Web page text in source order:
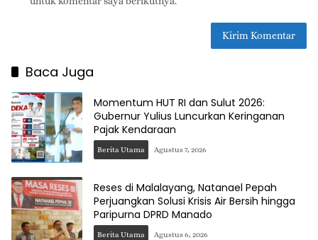
Baca Juga
Momentum HUT RI dan Sulut 2026:
Gubernur Yulius Luncurkan Keringanan
Pajak Kendaraan
Berita Utama Agustus 7, 2026
Reses di Malalayang, Natanael Pepah
Perjuangkan Solusi Krisis Air Bersih hingga
Paripurna DPRD Manado
Berita Utama Agustus 6, 2026